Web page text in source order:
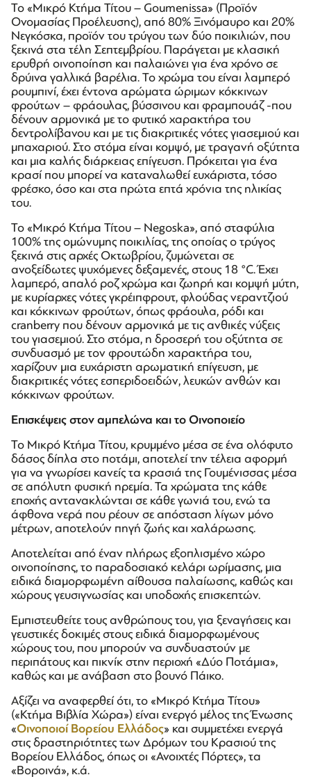
To «Μικρό Κτήμα Τίτου – Goumenissa» (Προϊόν
Ονομασίας Προέλευσης), από 80% Ξινόμαυρο και 20%
Νεγκόσκα, προϊόν του τρύγου των δύο ποικιλιών, που
ξεκινά στα τέλη Σεπτεμβρίου. Παράγεται με κλασική
ερυθρή οινοποίηση και παλαιώνει για ένα χρόνο σε
δρύινα γαλλικά βαρέλια. Το χρώμα του είναι λαμπερό
ρουμπινί, έχει έντονα αρώματα ώριμων κόκκινων
φρούτων – φράουλας, βύσσινου και φραμπουάζ -που
δένουν αρμονικά με το φυτικό χαρακτήρα του
δεντρολίβανου και με τις διακριτικές νότες γιασεμιού και
μπαχαριού. Στο στόμα είναι κομψό, με τραγανή οξύτητα
και μια καλής διάρκειας επίγευση. Πρόκειται για ένα
κρασί που μπορεί να καταναλωθεί ευχάριστα, τόσο
φρέσκο, όσο και στα πρώτα επτά χρόνια της ηλικίας
του.
Το «Μικρό Κτήμα Τίτου – Negoska», από σταφύλια
100% της ομώνυμης ποικιλίας, της οποίας ο τρύγος
ξεκινά στις αρχές Οκτωβρίου, ζυμώνεται σε
ανοξείδωτες ψυχόμενες δεξαμενές, στους 18 °C. Έχει
λαμπερό, απαλό ροζ χρώμα και ζωηρή και κομψή μύτη,
με κυρίαρχες νότες γκρέιπφρουτ, φλούδας νεραντζιού
και κόκκινων φρούτων, όπως φράουλα, ρόδι και
cranberry που δένουν αρμονικά με τις ανθικές νύξεις
του γιασεμιού. Στο στόμα, η δροσερή του οξύτητα σε
συνδυασμό με τον φρουτώδη χαρακτήρα του,
χαρίζουν μια ευχάριστη αρωματική επίγευση, με
διακριτικές νότες εσπεριδοειδών, λευκών ανθών και
κόκκινων φρούτων.
Επισκέψεις στον αμπελώνα και το Οινοποιείο
Το Μικρό Κτήμα Τίτου, κρυμμένο μέσα σε ένα ολόφυτο
δάσος δίπλα στο ποτάμι, αποτελεί την τέλεια αφορμή
για να γνωρίσει κανείς τα κρασιά της Γουμένισσας μέσα
σε απόλυτη φυσική ηρεμία. Τα χρώματα της κάθε
εποχής αντανακλώνται σε κάθε γωνιά του, ενώ τα
άφθονα νερά που ρέουν σε απόσταση λίγων μόνο
μέτρων, αποτελούν πηγή ζωής και χαλάρωσης.
Αποτελείται από έναν πλήρως εξοπλισμένο χώρο
οινοποίησης, το παραδοσιακό κελάρι ωρίμασης, μια
ειδικά διαμορφωμένη αίθουσα παλαίωσης, καθώς και
χώρους γευσιγνωσίας και υποδοχής επισκεπτών.
Εμπιστευθείτε τους ανθρώπους του, για ξεναγήσεις και
γευστικές δοκιμές στους ειδικά διαμορφωμένους
χώρους του, που μπορούν να συνδυαστούν με
περιπάτους και πικνίκ στην περιοχή «Δύο Ποτάμια»,
καθώς και με ανάβαση στο βουνό Πάικο.
Αξίζει να αναφερθεί ότι, το «Μικρό Κτήμα Τίτου»
(«Κτήμα Βιβλία Χώρα») είναι ενεργό μέλος της Ένωσης
«Οινοποιοί Βορείου Ελλάδος» και συμμετέχει ενεργά
στις δραστηριότητες των Δρόμων του Κρασιού της
Βορείου Ελλάδος, όπως οι «Ανοιχτές Πόρτες», τα
«Βοροινά», κ.ά.